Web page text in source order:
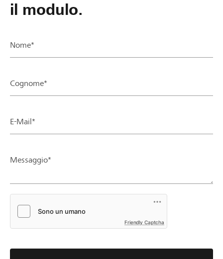
il modulo.
Nome*
Cognome*
E-Mail*
Messaggio*
Friendly Captcha